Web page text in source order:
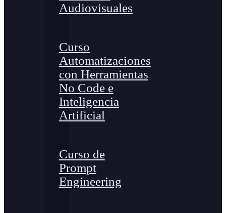
Audiovisuales
Curso
Automatizaciones
con Herramientas
No Code e
Inteligencia
Artificial
Curso de
Prompt
Engineering